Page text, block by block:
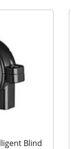
Blind